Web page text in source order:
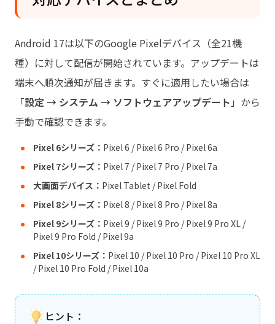
Android 17は以下のGoogle Pixelデバイス（全21機
種）に対して配信が開始されています。アップデートは
端末へ順次通知が届きます。すぐに適用したい場合は
「設定 → システム → ソフトウェアアップデート 」から
手動で確認できます。
Pixel 6シリーズ： Pixel 6 / Pixel 6 Pro / Pixel 6a
Pixel 7シリーズ： Pixel 7 / Pixel 7 Pro / Pixel 7a
大画面デバイス： Pixel Tablet / Pixel Fold
Pixel 8シリーズ： Pixel 8 / Pixel 8 Pro / Pixel 8a
Pixel 9シリーズ： Pixel 9 / Pixel 9 Pro / Pixel 9 Pro XL /
Pixel 9 Pro Fold / Pixel 9a
Pixel 10シリーズ： Pixel 10 / Pixel 10 Pro / Pixel 10 Pro XL
/ Pixel 10 Pro Fold / Pixel 10a
ヒント：